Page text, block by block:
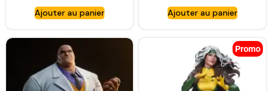
Ajouter au panier
Ajouter au panier
Promo